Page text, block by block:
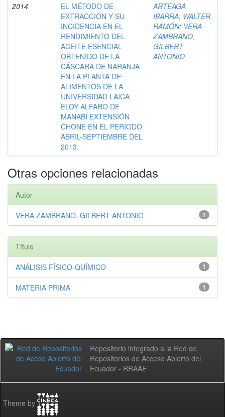
2014
EL MÉTODO DE
EXTRACCIÓN Y SU
INCIDENCIA EN EL
RENDIMIENTO DEL
ACEITE ESENCIAL
OBTENIDO DE LA
CÁSCARA DE NARANJA
EN LA PLANTA DE
ALIMENTOS DE LA
UNIVERSIDAD LAICA
ELOY ALFARO DE
MANABÍ EXTENSIÓN
CHONE EN EL PERIODO
ABRIL-SEPTIEMBRE DEL
2013.
ARTEAGA
IBARRA, WALTER
RAMÓN; VERA
ZAMBRANO,
GILBERT
ANTONIO
Otras opciones relacionadas
Autor
1
VERA ZAMBRANO, GILBERT ANTONIO
Título
1
ANÁLISIS FÍSICO-QUÍMICO
1
MATERIA PRIMA
Repositorio integrado a la Red de
Repositorios de Acceso Abierto del
Ecuador - RRAAE
Theme by